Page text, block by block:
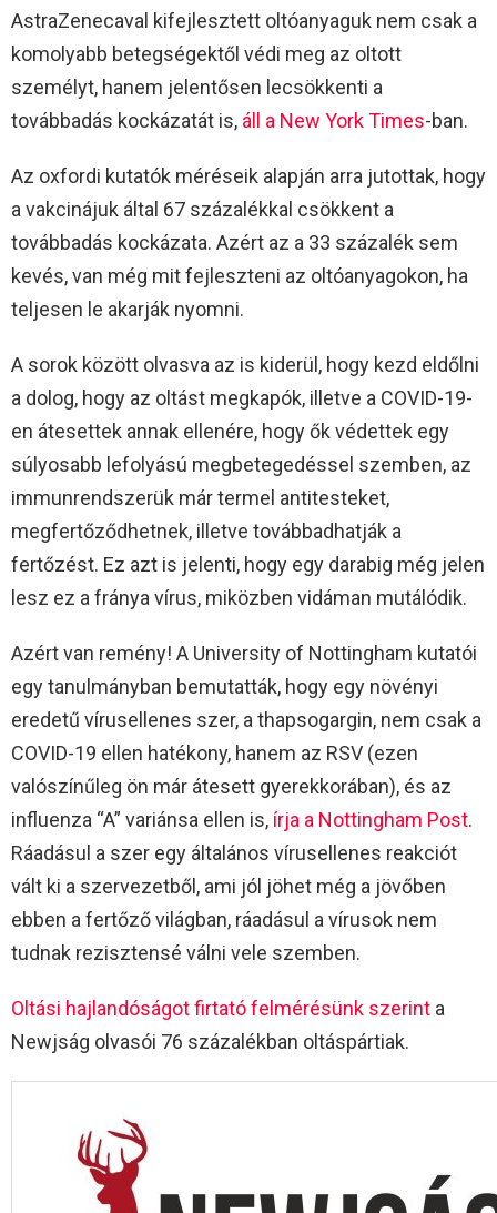
AstraZenecaval kifejlesztett oltóanyaguk nem csak a
komolyabb betegségektől védi meg az oltott
személyt, hanem jelentősen lecsökkenti a
továbbadás kockázatát is, áll a New York Times-ban.
Az oxfordi kutatók méréseik alapján arra jutottak, hogy
a vakcinájuk által 67 százalékkal csökkent a
továbbadás kockázata. Azért az a 33 százalék sem
kevés, van még mit fejleszteni az oltóanyagokon, ha
teljesen le akarják nyomni.
A sorok között olvasva az is kiderül, hogy kezd eldőlni
a dolog, hogy az oltást megkapók, illetve a COVID-19-
en átesettek annak ellenére, hogy ők védettek egy
súlyosabb lefolyású megbetegedéssel szemben, az
immunrendszerük már termel antitesteket,
megfertőződhetnek, illetve továbbadhatják a
fertőzést. Ez azt is jelenti, hogy egy darabig még jelen
lesz ez a fránya vírus, miközben vidáman mutálódik.
Azért van remény! A University of Nottingham kutatói
egy tanulmányban bemutatták, hogy egy növényi
eredetű vírusellenes szer, a thapsogargin, nem csak a
COVID-19 ellen hatékony, hanem az RSV (ezen
valószínűleg ön már átesett gyerekkorában), és az
influenza “A” variánsa ellen is, írja a Nottingham Post.
Ráadásul a szer egy általános vírusellenes reakciót
vált ki a szervezetből, ami jól jöhet még a jövőben
ebben a fertőző világban, ráadásul a vírusok nem
tudnak rezisztensé válni vele szemben.
Oltási hajlandóságot firtató felmérésünk szerint a
Newjság olvasói 76 százalékban oltáspártiak.